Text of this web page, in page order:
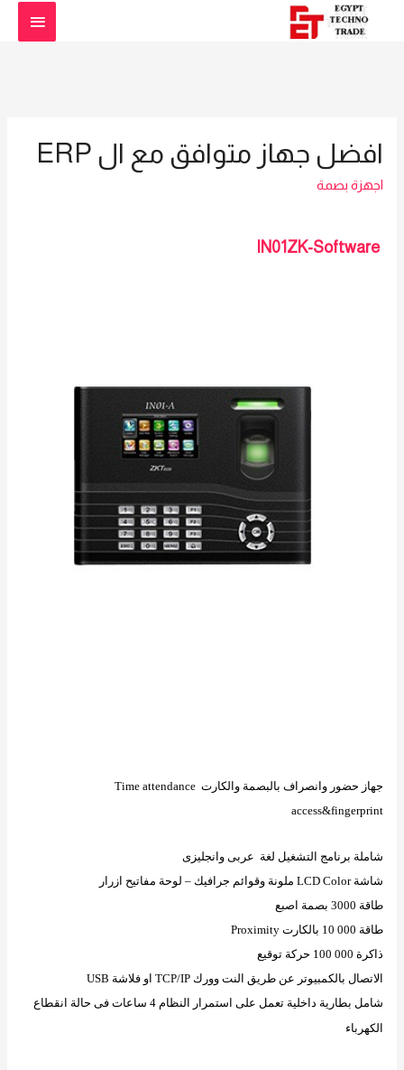
افضل جهاز متوافق مع ال ERP
اجهزة بصمة
IN01ZK-Software
جهاز حضور وانصراف بالبصمة والكارتTime attendance
fingerprint
&
access
شاملة برنامج التشغيل لغة عربى وانجليزى
شاشةLCD Color ملونة وقوائم جرافيك – لوحة مفاتيح ازرار
طاقة 3000 بصمة اصبع
طاقة 000 10 بالكارت
Proximity
ذاكرة 000 100 حركة توقيع
الاتصال بالكمبيوتر عن طريق النت ووركTCP/IP او فلاشة USB
شامل بطارية داخلية تعمل على استمرار النظام 4 ساعات فى حالة انقطاع
الكهرباء